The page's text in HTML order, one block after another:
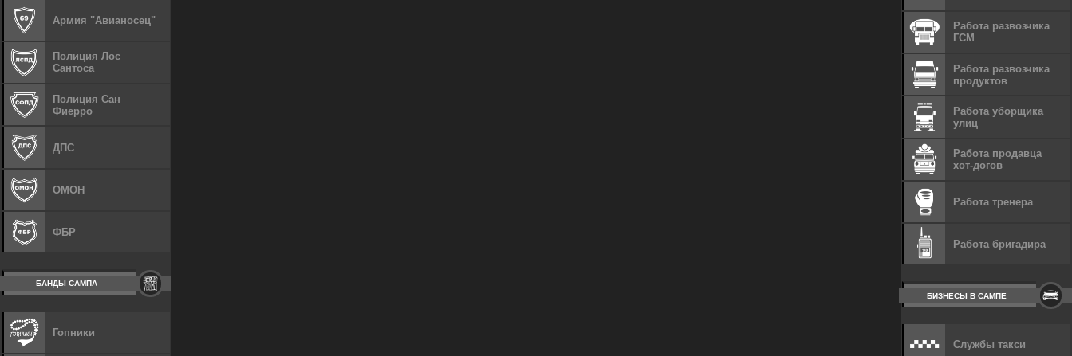
Армия "Авианосец"
Полиция Лос
Сантоса
Полиция Сан
Фиерро
ДПС
ОМОН
ФБР
БАНДЫ САМПА
Гопники
Работа развозчика
ГСМ
Работа развозчика
продуктов
Работа уборщика
улиц
Работа продавца
хот-догов
Работа тренера
Работа бригадира
БИЗНЕСЫ В САМПЕ
Службы такси